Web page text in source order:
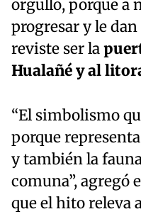
orgullo, porque a
progresar y le
reviste ser la
Hualañé y al
“El simbolismo
porque
y también la
comuna”, agregó
que el hito releva